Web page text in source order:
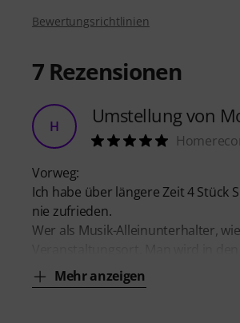
Bewertungsrichtlinien
7 Rezensionen
H Umstellung von
Vorweg:
Ich habe über längere Zeit 4
nie zufrieden.
Wer als Musik-Alleinunterhalter,
Mehr anzeigen